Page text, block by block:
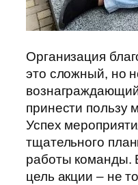
Организация
это сложный, но
принести
Успех
тщательного
работы команды.
цель акции – не